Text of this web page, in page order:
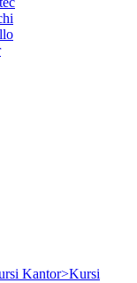
Kantor>Kursi